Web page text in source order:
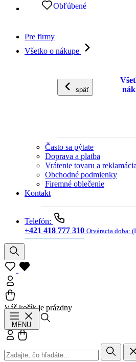
Obľúbené
Pre firmy
Všetko o nákupe
späť
Často sa pýtate
Doprava a platba
Vrátenie tovaru a reklamácia
Obchodné podmienky
Firemné oblečenie
Kontakt
Telefón:
+421 418 777 310 Otváracia doba:
Váš košík je prázdny
MENU
Prihlásiť sa